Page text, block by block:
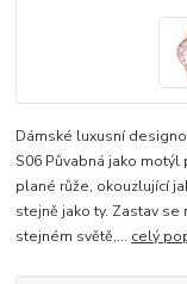
Dámské luxusní
S06 Půvabná jako
plané růže, okouzlující
stejně jako ty. Zastav
stejném světě,... celý